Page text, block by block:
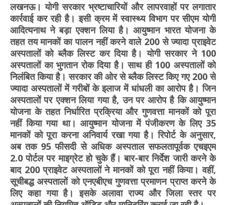
लखनऊ। योगी सरकार भ्रष्टाचारियों और लापरवाहों पर लगातार
कार्रवाई कर रही है। इसी क्रम में स्वास्थ्य विभाग पर सीएम योगी
आदित्यनाथ ने बड़ा एक्शन लिया है। आयुष्मान भारत योजना के
तहत तय मानकों का पालन नहीं करने वाले 200 से ज्यादा प्राइवेट
अस्पतालों को ब्लैक लिस्ट कर दिया है। योगी सरकार ने 100
अस्पतालों का भुगतान रोक दिया है। साथ ही 100 अस्पतालों को
निलंबित किया है। सरकार की ओर से ब्लैक लिस्ट किए गए 200 से
ज्यादा अस्पतालों में गरीबों के इलाज में धांधली का आरोप है। जिन
अस्पतालों पर एक्शन लिया गया है, उन पर आरोप है कि आयुष्मान
योजना के तहत निर्धारित प्रक्रिया और गुणवत्ता मानकों को पूरा
नहीं किया गया था। आयुष्मान योजना में पंजीकरण के लिए 35
मानकों को पूरा करना अनिवार्य रखा गया है। रिपोर्ट के अनुसार,
अब तक 95 फीसदी से अधिक अस्पताल सफलतापूर्वक एचइएम
2.0 पोर्टल पर माइग्रेट हो चुके हैं। बार-बार निर्देश जारी करने के
बाद 200 प्राइवेट अस्पतालों ने मानकों को पूरा नहीं किया। वहीं,
सूचीबद्ध अस्पतालों को एनएबीएच गुणवत्ता प्रमाणन प्राप्त करने के
लिए कहा गया है। इसके अलावा राज्य और जिला स्तर पर